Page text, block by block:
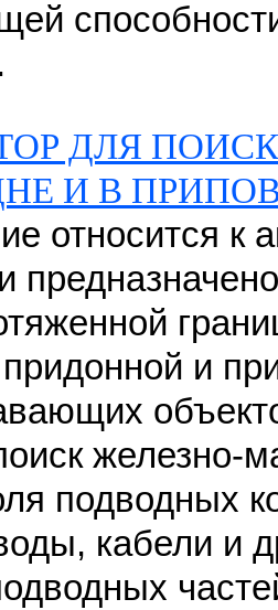
ДЛЯ
И В
относится к
и
железно-
подводных
кабели и